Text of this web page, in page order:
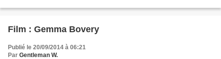
Film : Gemma Bovery
Publié le 20/09/2014 à 06:21
Par Gentleman W.